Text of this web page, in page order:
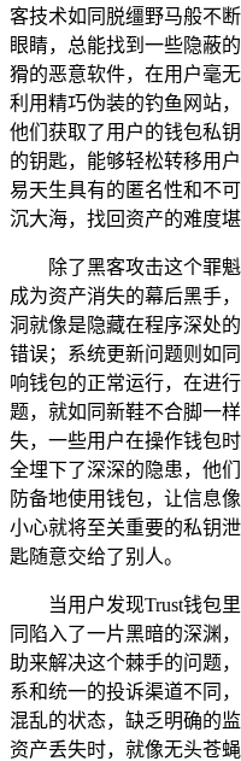
客技术如同脱缰野马般不
眼睛，总能找到一些隐蔽
猾的恶意软件，在用户毫
利用精巧伪装的钓鱼网站
他们获取了用户的钱包私
的钥匙，能够轻松转移用
易天生具有的匿名性和不
沉大海，找回资产的难度堪
除了黑客攻击这个罪
成为资产消失的幕后黑手
洞就像是隐藏在程序深处
错误；系统更新问题则如
响钱包的正常运行，在进
题，就如同新鞋不合脚一
失，一些用户在操作钱包
全埋下了深深的隐患，他
防备地使用钱包，让信息
小心就将至关重要的私钥
匙随意交给了别人。
当用户发现Trust钱包
同陷入了一片黑暗的深渊
助来解决这个棘手的问题
系和统一的投诉渠道不同
混乱的状态，缺乏明确的
资产丢失时，就像无头苍